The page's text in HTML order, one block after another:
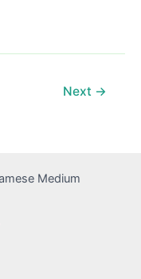
Next →
Medium